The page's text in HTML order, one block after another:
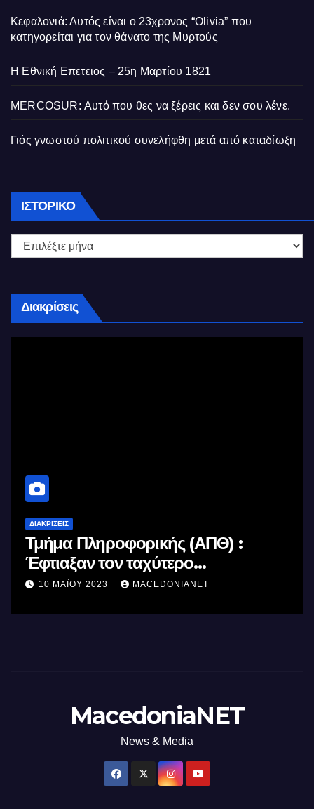
Κεφαλονιά: Αυτός είναι ο 23χρονος “Olivia” που
κατηγορείται για τον θάνατο της Μυρτούς
Η Εθνική Επετειος – 25η Μαρτίου 1821
MERCOSUR: Αυτό που θες να ξέρεις και δεν σου λένε.
Γιός γνωστού πολιτικού συνελήφθη μετά από καταδίωξη
ΙΣΤΟΡΙΚΌ Ιστορικό
Διακρίσεις
ΔΙΑΚΡΊΣΕΙΣ
Τμήμα Πληροφορικής (ΑΠΘ) :
Έφτιαξαν τον ταχύτερο
επεξεργαστή AI στον κόσμο με τη
10 ΜΑΪ́ΟΥ 2023 MACEDONIANET
MacedoniaNET
News & Media